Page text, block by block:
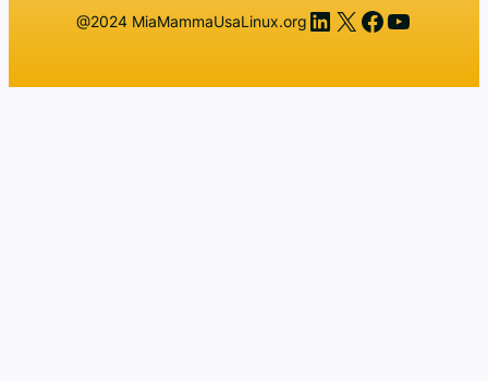
@2024 MiaMammaUsaLinux.org LinkedIn
X Facebook